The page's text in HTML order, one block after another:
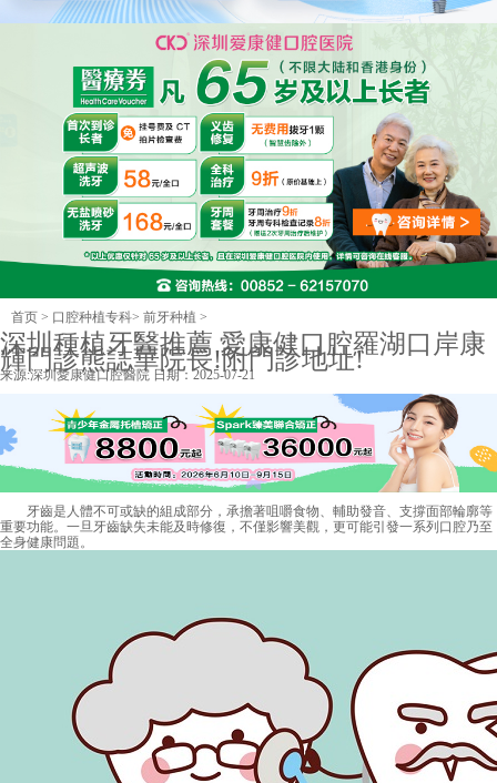
首页 > 口腔种植专科> 前牙种植 >
深圳種植牙醫推薦 愛康健口腔羅湖口岸康
輝門診熊誌華院長!附門診地址!
来源:深圳愛康健口腔醫院 日期：2025-07-21
牙齒是人體不可或缺的組成部分，承擔著咀嚼食物、輔助發音、支撐面部輪廓等
重要功能。一旦牙齒缺失未能及時修復，不僅影響美觀，更可能引發一系列口腔乃至
全身健康問題。